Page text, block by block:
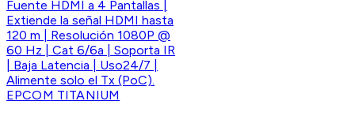
EPCOM TITANIUM